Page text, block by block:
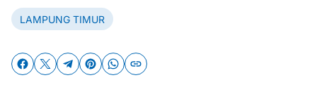
LAMPUNG TIMUR